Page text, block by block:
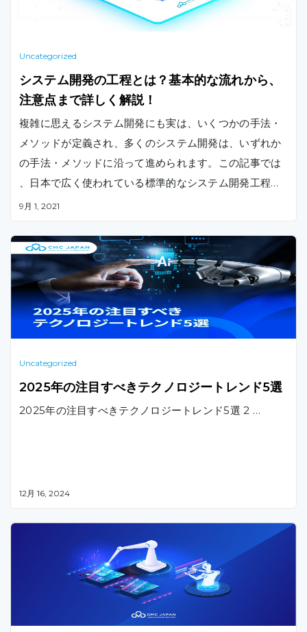
Uncategorized
システム開発の工程とは？基本的な流れから、
注意点まで詳しく解説！
複雑に思えるシステム開発にも実は、いくつかの手法・
メソッドが定義され、多くのシステム開発は、いずれか
の手法・メソッドに沿って進められます。この記事では
、日本で広く使われている標準的なシステム開発工程（
ウォーターフォール）について、概要からメリット、注
9月 1, 2021
Uncategorized
2025年の注目すべきテクノロジートレンド5選
2025年の注目すべきテクノロジートレンド5選 2 …
12月 16, 2024